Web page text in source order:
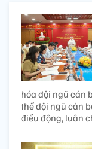
hóa đội ngũ cán
thể đội ngũ cán
điều động, luân